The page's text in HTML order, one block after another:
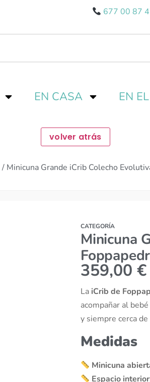
677 00 87
EN CASA EN
/ Minicuna Grande iCrib Colecho
CATEGORÍA
Minicuna
359,00 €
La iCrib de
acompañar al
y siempre cerca de
Medidas
Minicuna
Espacio